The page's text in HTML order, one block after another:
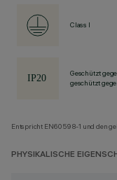
Class I
Geschützt
geschützt
Entspricht EN60598-1 und den
PHYSIKALISCHE